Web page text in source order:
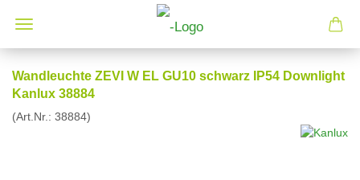
Wandleuchte ZEVI W EL GU10 schwarz IP54 Downlight
Kanlux 38884
(Art.Nr.: 38884)